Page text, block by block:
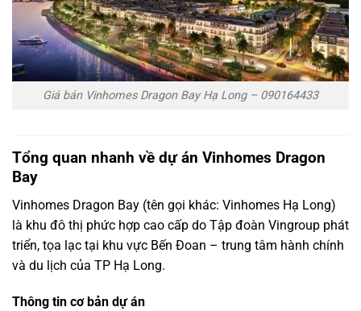
Giá bán Vinhomes Dragon Bay Hạ Long – 090164433
Tổng quan nhanh về dự án Vinhomes Dragon
Bay
Vinhomes Dragon Bay (tên gọi khác: Vinhomes Hạ Long)
là khu đô thị phức hợp cao cấp do Tập đoàn Vingroup phát
triển, tọa lạc tại khu vực Bến Đoan – trung tâm hành chính
và du lịch của TP Hạ Long.
Thông tin cơ bản dự án